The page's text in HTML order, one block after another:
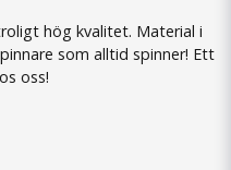
hög kvalitet. Material i
som alltid spinner! Ett
oss!